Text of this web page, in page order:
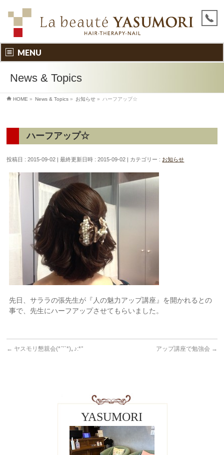
MENU
News & Topics
HOME » News & Topics » お知らせ » ハーフアップ☆
ハーフアップ☆
投稿日 : 2015-09-02 最終更新日時 : 2015-09-02 カテゴリー : お知らせ
先日、サララの張先生が『人の魅力アップ講座』を開かれるとの
事で、先生にハーフアップさせてもらいました。
← ヤスモリ懇親会(*ˊ˘ˋ*)｡♪:*° アップ講座で勉強会 →
YASUMORI